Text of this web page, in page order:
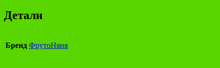
Детали
Бренд ФрутоНяня